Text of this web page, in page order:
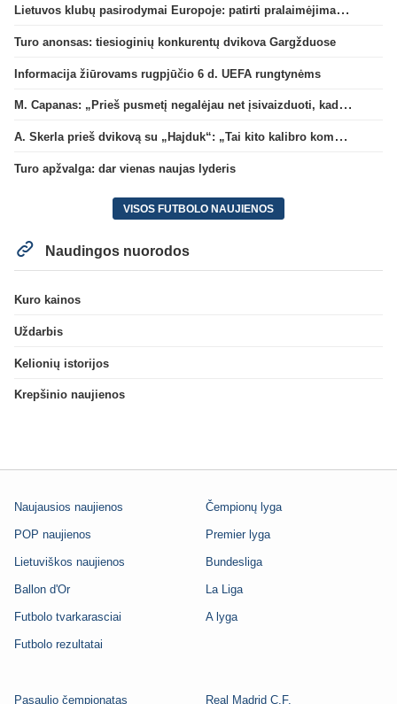
Lietuvos klubų pasirodymai Europoje: patirti pralaimėjimai Kroatijos atstovams
Turo anonsas: tiesioginių konkurentų dvikova Gargžduose
Informacija žiūrovams rugpjūčio 6 d. UEFA rungtynėms
M. Capanas: „Prieš pusmetį negalėjau net įsivaizduoti, kad žaisime prieš „Hajduk“
A. Skerla prieš dvikovą su „Hajduk“: „Tai kito kalibro komanda“
Turo apžvalga: dar vienas naujas lyderis
VISOS FUTBOLO NAUJIENOS
Naudingos nuorodos
Kuro kainos
Uždarbis
Kelionių istorijos
Krepšinio naujienos
Naujausios naujienos
POP naujienos
Lietuviškos naujienos
Ballon d'Or
Futbolo tvarkarasciai
Futbolo rezultatai
Čempionų lyga
Premier lyga
Bundesliga
La Liga
A lyga
Pasaulio čempionatas Real Madrid C.F.